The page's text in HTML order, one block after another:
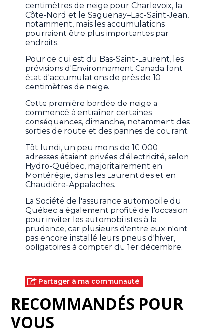
centimètres de neige pour Charlevoix, la
Côte-Nord et le Saguenay–Lac-Saint-Jean,
notamment, mais les accumulations
pourraient être plus importantes par
endroits.
Pour ce qui est du Bas-Saint-Laurent, les
prévisions d'Environnement Canada font
état d'accumulations de près de 10
centimètres de neige.
Cette première bordée de neige a
commencé à entraîner certaines
conséquences, dimanche, notamment des
sorties de route et des pannes de courant.
Tôt lundi, un peu moins de 10 000
adresses étaient privées d'électricité, selon
Hydro-Québec, majoritairement en
Montérégie, dans les Laurentides et en
Chaudière-Appalaches.
La Société de l'assurance automobile du
Québec a également profité de l'occasion
pour inviter les automobilistes à la
prudence, car plusieurs d'entre eux n'ont
pas encore installé leurs pneus d'hiver,
obligatoires à compter du 1er décembre.
Partager à ma communauté
RECOMMANDÉS POUR
VOUS